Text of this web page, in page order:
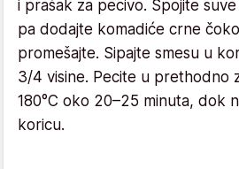
i prašak za pecivo. Spojite
pa dodajte komadiće crne
promešajte. Sipajte smesu u
3/4 visine. Pecite u prethodno
180°C oko 20–25 minuta, dok
koricu.